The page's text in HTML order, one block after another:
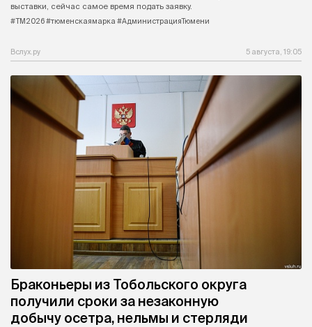
выставки, сейчас самое время подать заявку.
#ТМ2026 #тюменскаямарка #АдминистрацияТюмени
Вслух.ру 5 августа, 19:05
Браконьеры из Тобольского округа
получили сроки за незаконную
добычу осетра, нельмы и стерляди